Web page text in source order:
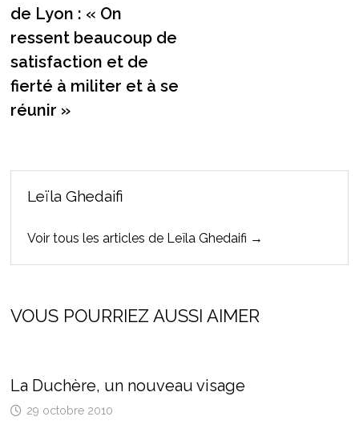
de Lyon : « On
ressent beaucoup de
satisfaction et de
fierté à militer et à se
réunir »
Leïla Ghedaifi
Voir tous les articles de Leïla Ghedaifi →
VOUS POURRIEZ AUSSI AIMER
La Duchère, un nouveau visage
29 octobre 2010